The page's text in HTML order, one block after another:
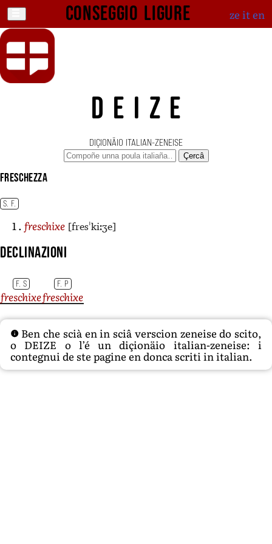
Conseggio ligure ze iten
DEIZE
DIÇIONÄIO ITALIAN-ZENEISE
Çercâ
freschezza
S. F.
freschixe [fresˈkiːʒe]
Declinazioni
F. S F. P
freschixefreschixe
Ben che scià en in sciâ verscion zeneise do scito,
o DEIZE o l’é un diçionäio italian-zeneise: i
contegnui de ste pagine en donca scriti in italian.